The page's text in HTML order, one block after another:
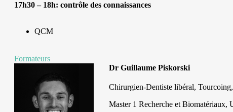
17h30 – 18h: contrôle des connaissances
QCM
Formateurs
Dr Guillaume Piskorski
Chirurgien-Dentiste libéral,
Master 1 Recherche et Biomatériaux,